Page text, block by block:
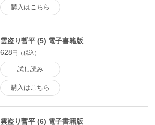
購入はこちら
雲盗り暫平 (5) 電子書籍版
628 円（税込）
試し読み
購入はこちら
雲盗り暫平 (6) 電子書籍版